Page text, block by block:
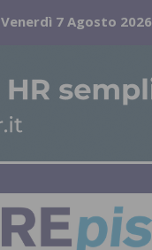
Venerdì 7 Agosto 2026